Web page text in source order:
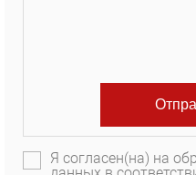
Я согласен(на) на